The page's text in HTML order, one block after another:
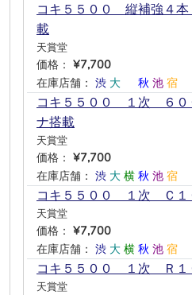
コキ５５００ 縦補強４
載
天賞堂
価格： ¥7,700
在庫店舗： 渋 大 秋 池 宿
コキ５５００ １次 ６０
ナ搭載
天賞堂
価格： ¥7,700
在庫店舗： 渋 大 横 秋 池 宿
コキ５５００ １次 Ｃ１
天賞堂
価格： ¥7,700
在庫店舗： 渋 大 横 秋 池 宿
コキ５５００ １次 Ｒ１
天賞堂